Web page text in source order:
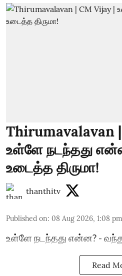
Thirumavalavan
உள்ளே நடந்தது
உடைத்த திருமா!
thanthitv
Published on: 08 Aug 2026, 1:08 pm
உள்ளே நடந்தது என்ன? -
Read